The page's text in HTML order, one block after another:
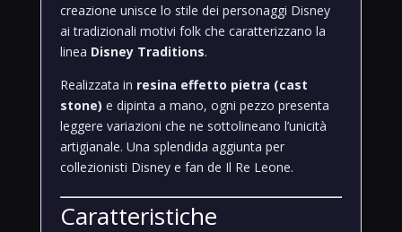
creazione unisce lo stile dei personaggi Disney
ai tradizionali motivi folk che caratterizzano la
linea Disney Traditions.
Realizzata in resina effetto pietra (cast
stone) e dipinta a mano, ogni pezzo presenta
leggere variazioni che ne sottolineano l’unicità
artigianale. Una splendida aggiunta per
collezionisti Disney e fan de Il Re Leone.
Caratteristiche